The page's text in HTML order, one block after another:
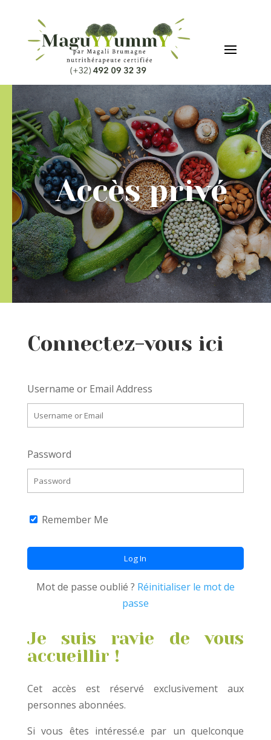
Accès privé
Connectez-vous ici
Username or Email Address
Password
Remember Me
Mot de passe oublié ? Réinitialiser le mot de
passe
Je suis ravie de vous
accueillir !
Cet accès est réservé exclusivement aux
personnes abonnées.
Si vous êtes intéressé.e par un quelconque